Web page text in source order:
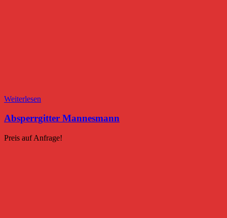
Weiterlesen
Absperrgitter Mannesmann
Preis auf Anfrage!